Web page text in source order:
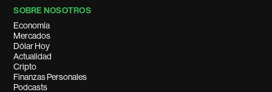
SOBRE NOSOTROS
Economía
Mercados
Dólar Hoy
Actualidad
Cripto
Finanzas Personales
Podcasts